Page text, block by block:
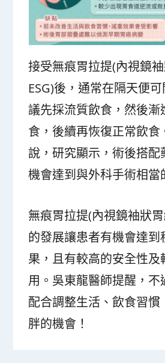
接受無痕胃拉提(內視鏡
ESG)後，通常在隔天便
議先採流質飲食，然後漸
食，後續再恢復正常飲食
說，研究顯示，術後搭配
機會達到與外科手術相當
無痕胃拉提(內視鏡袖狀
的發展讓患者有機會達到
果，且有較高的安全性及
用。吳東龍醫師提醒，不
配合調整生活、飲食習慣
胖的機會！